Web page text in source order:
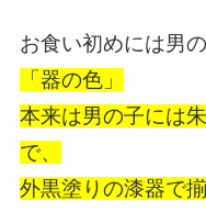
お食い初めには男
「器の色」
本来は男の子には
で、
外黒塗りの漆器で